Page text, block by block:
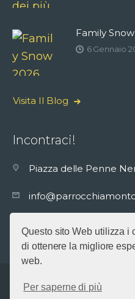
Questo sito Web utilizza i
di ottenere la migliore
web.
Per saperne di più
Family
6 Gennaio
Visita Il Blog
Incontraci!
Piazza delle Penne
Parrocchia S.